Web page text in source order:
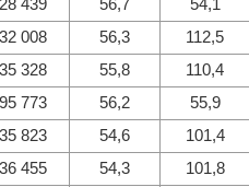
28 439 56,7 54,1
32 008 56,3 112,5
35 328 55,8 110,4
95 773 56,2 55,9
35 823 54,6 101,4
36 455 54,3 101,8